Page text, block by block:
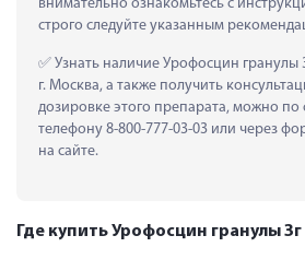
внимательно ознакомьтесь с
строго следуйте указанным
Узнать наличие Урофосцин гранулы
г. Москва, а также получить
дозировке этого препарата, можно
телефону 8-800-777-03-03 или через
на сайте.
Где купить Урофосцин гранулы